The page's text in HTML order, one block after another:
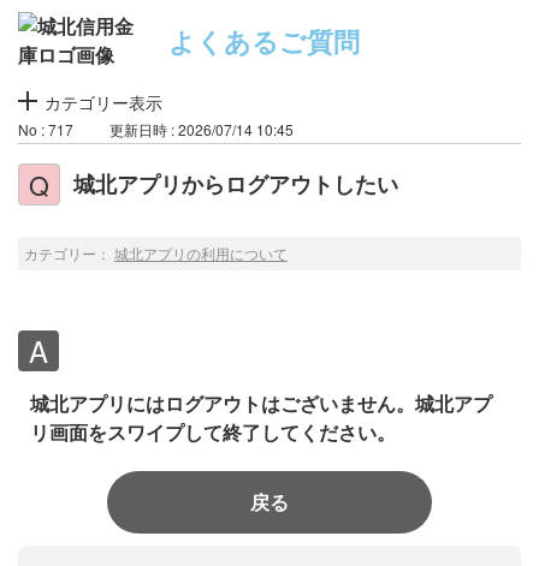
よくあるご質問
カテゴリー表示
No : 717 更新日時 : 2026/07/14 10:45
城北アプリからログアウトしたい
カテゴリー： 城北アプリの利用について
城北アプリにはログアウトはございません。城北アプ
リ画面をスワイプして終了してください。
戻る